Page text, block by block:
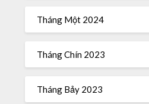
Tháng Một 2024
Tháng Chín 2023
Tháng Bảy 2023